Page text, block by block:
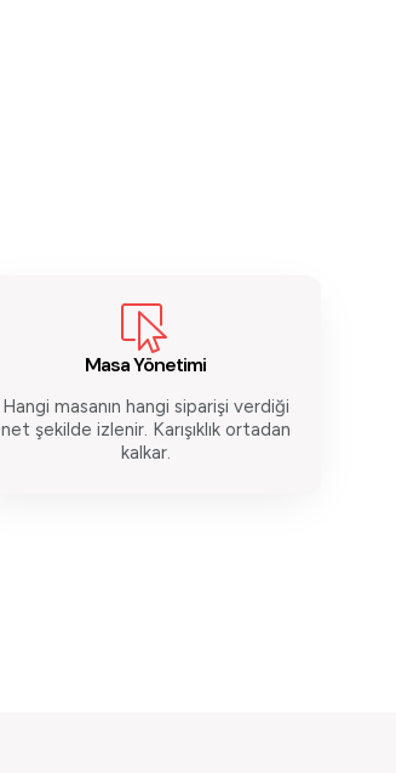
Masa Yönetimi
Hangi masanın hangi siparişi verdiği
net şekilde izlenir. Karışıklık ortadan
kalkar.